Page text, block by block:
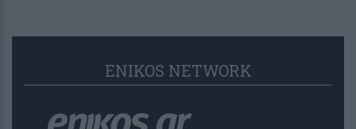
ENIKOS NETWORK